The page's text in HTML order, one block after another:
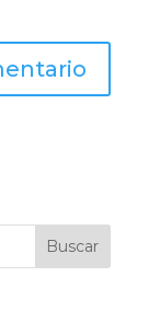
Buscar